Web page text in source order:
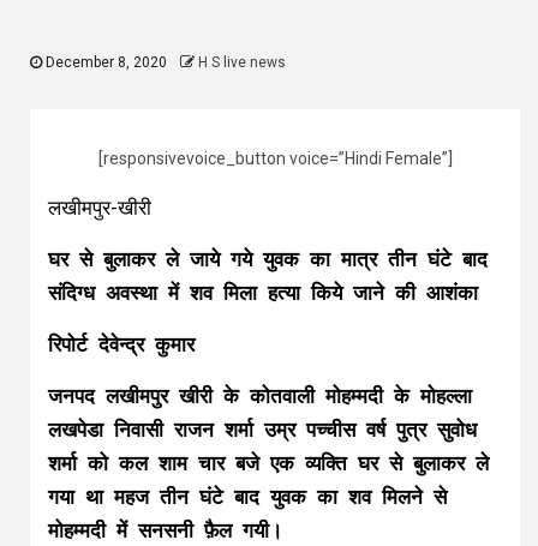
December 8, 2020 H S live news
[responsivevoice_button voice=”Hindi Female”]
लखीमपुर-खीरी
घर से बुलाकर ले जाये गये युवक का मात्र तीन घंटे बाद
संदिग्ध अवस्था में शव मिला हत्या किये जाने की आशंका
रिपोर्ट देवेन्द्र कुमार
जनपद लखीमपुर खीरी के कोतवाली मोहम्मदी के मोहल्ला
लखपेडा निवासी राजन शर्मा उम्र पच्चीस वर्ष पुत्र सुवोध
शर्मा को कल शाम चार बजे एक व्यक्ति घर से बुलाकर ले
गया था महज तीन घंटे बाद युवक का शव मिलने से
मोहम्मदी में सनसनी फ़ैल गयी।